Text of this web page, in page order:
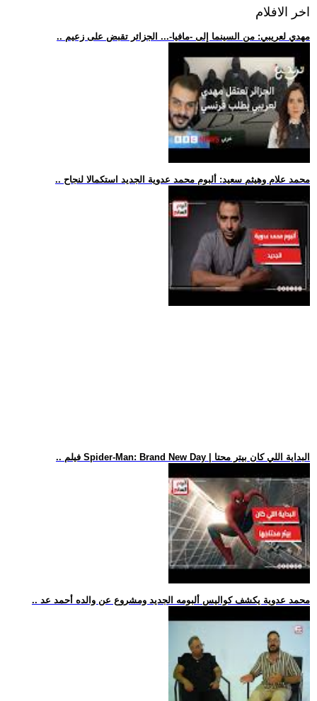
اخر الافلام
.. مهدي لعريبي: من السينما إلى -مافيا-... الجزائر تقبض على زعيم
.. محمد علام وهيثم سعيد: ألبوم محمد عدوية الجديد استكمالا لنجاح
.. فيلم Spider-Man: Brand New Day | البداية اللي كان بيتر محتا
.. محمد عدوية يكشف كواليس ألبومه الجديد ومشروع عن والده أحمد عد